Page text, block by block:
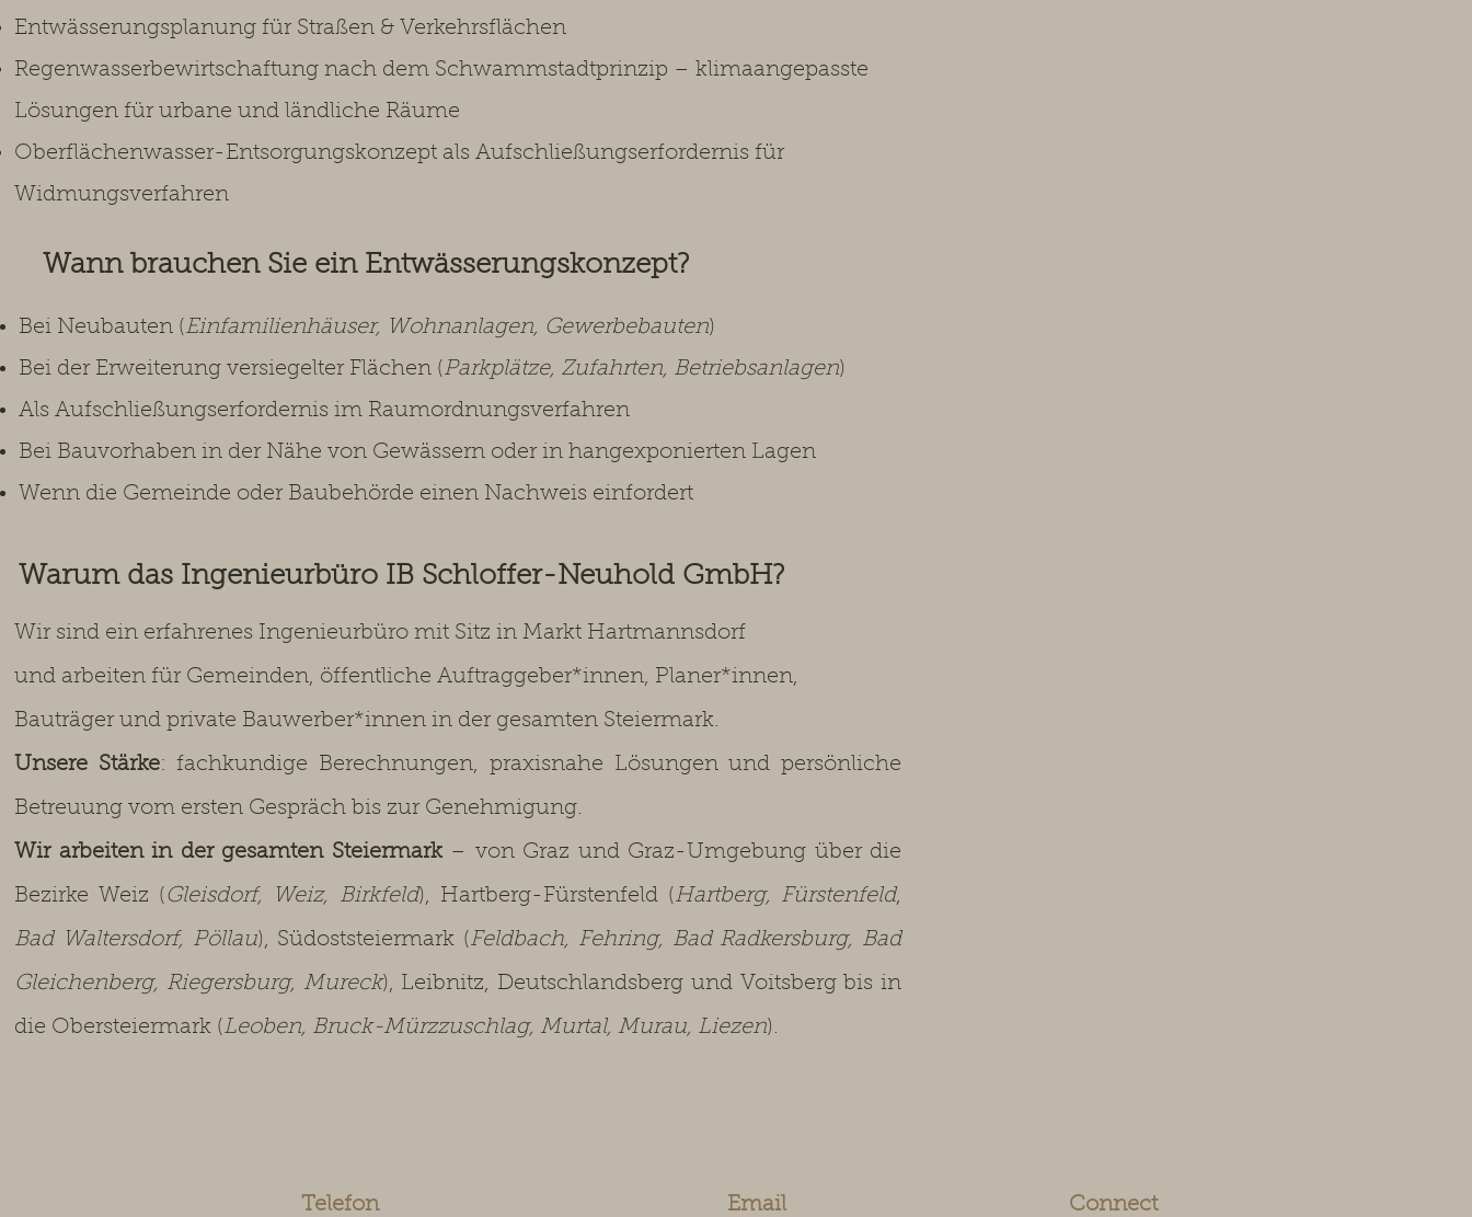
Entwässerungsplanung für Straßen & Verkehrsflächen
Regenwasserbewirtschaftung nach dem Schwammstadtprinzip – klimaangepasste
Lösungen für urbane und ländliche Räume
Oberflächenwasser-Entsorgungskonzept als Aufschließungserfordernis für
Widmungsverfahren
Wann brauchen Sie ein Entwässerungskonzept?
Bei Neubauten (Einfamilienhäuser, Wohnanlagen, Gewerbebauten)
Bei der Erweiterung versiegelter Flächen (Parkplätze, Zufahrten, Betriebsanlagen)
Als Aufschließungserfordernis im Raumordnungsverfahren
Bei Bauvorhaben in der Nähe von Gewässern oder in hangexponierten Lagen
Wenn die Gemeinde oder Baubehörde einen Nachweis einfordert
Warum das Ingenieurbüro IB Schloffer-Neuhold GmbH?
Wir sind ein erfahrenes Ingenieurbüro mit Sitz in Markt Hartmannsdorf
und arbeiten für Gemeinden, öffentliche Auftraggeber*innen, Planer*innen,
Bauträger und private Bauwerber*innen in der gesamten Steiermark.
Unsere Stärke: fachkundige Berechnungen, praxisnahe Lösungen und persönliche
Betreuung vom ersten Gespräch bis zur Genehmigung.
Wir arbeiten in der gesamten Steiermark– von Graz und Graz-Umgebung über die
Bezirke Weiz ( Gleisdorf, Weiz, Birkfeld), Hartberg-Fürstenfeld (Hartberg, Fürstenfeld,
Bad Waltersdorf, Pöllau), Südoststeiermark (Feldbach, Fehring, Bad Radkersburg, Bad
Gleichenberg, Riegersburg, Mureck), Leibnitz, Deutschlandsberg und Voitsberg bis in
die Obersteiermark (Leoben, Bruck-Mürzzuschlag, Murtal, Murau, Liezen).
Telefon Email Connect